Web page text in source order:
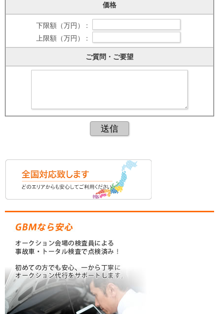
価格
下限額（万円） :
上限額（万円） :
ご質問・ご要望